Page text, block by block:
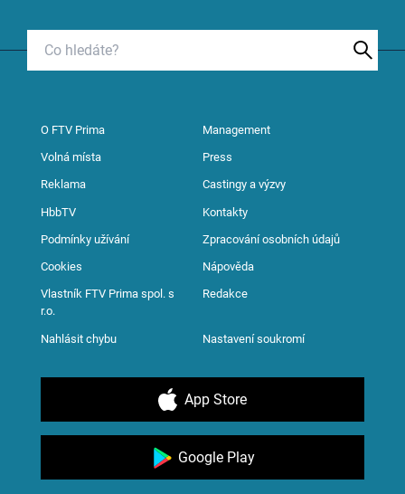
O FTV Prima Management
Volná místa Press
Reklama Castingy a výzvy
HbbTV Kontakty
Podmínky užívání Zpracování osobních údajů
Cookies Nápověda
Vlastník FTV Prima spol. s
r.o.
Redakce
Nahlásit chybu Nastavení soukromí
App Store
Google Play